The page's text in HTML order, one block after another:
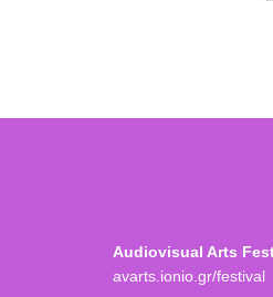
Audiovisual Arts
avarts.ionio.gr/festival